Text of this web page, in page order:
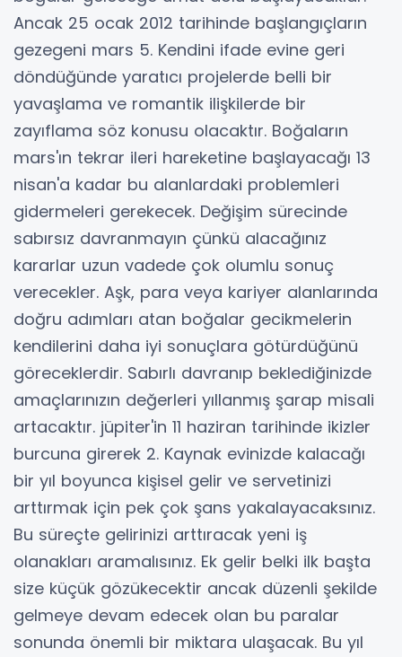
Ancak 25 ocak 2012 tarihinde başlangıçların
gezegeni mars 5. Kendini ifade evine geri
döndüğünde yaratıcı projelerde belli bir
yavaşlama ve romantik ilişkilerde bir
zayıflama söz konusu olacaktır. Boğaların
mars'ın tekrar ileri hareketine başlayacağı 13
nisan'a kadar bu alanlardaki problemleri
gidermeleri gerekecek. Değişim sürecinde
sabırsız davranmayın çünkü alacağınız
kararlar uzun vadede çok olumlu sonuç
verecekler. Aşk, para veya kariyer alanlarında
doğru adımları atan boğalar gecikmelerin
kendilerini daha iyi sonuçlara götürdüğünü
göreceklerdir. Sabırlı davranıp beklediğinizde
amaçlarınızın değerleri yıllanmış şarap misali
artacaktır. jüpiter'in 11 haziran tarihinde ikizler
burcuna girerek 2. Kaynak evinizde kalacağı
bir yıl boyunca kişisel gelir ve servetinizi
arttırmak için pek çok şans yakalayacaksınız.
Bu süreçte gelirinizi arttıracak yeni iş
olanakları aramalısınız. Ek gelir belki ilk başta
size küçük gözükecektir ancak düzenli şekilde
gelmeye devam edecek olan bu paralar
sonunda önemli bir miktara ulaşacak. Bu yıl